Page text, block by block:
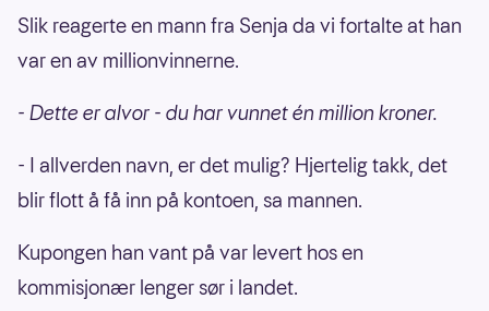
Slik reagerte en mann fra Senja da vi fortalte at han
var en av millionvinnerne.
- Dette er alvor - du har vunnet én million kroner.
- I allverden navn, er det mulig? Hjertelig takk, det
blir flott å få inn på kontoen, sa mannen.
Kupongen han vant på var levert hos en
kommisjonær lenger sør i landet.